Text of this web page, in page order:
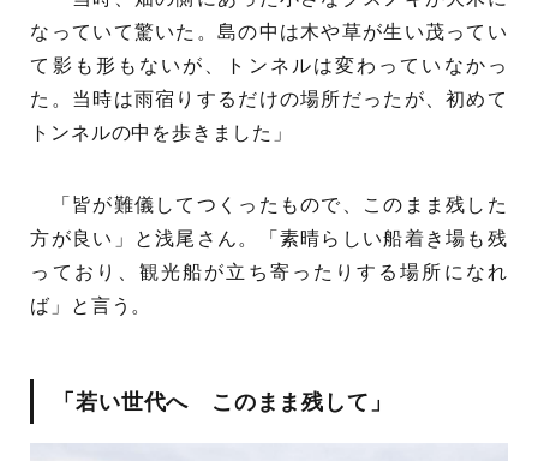
なっていて驚いた。島の中は木や草が生い茂ってい
て影も形もないが、トンネルは変わっていなかっ
た。当時は雨宿りするだけの場所だったが、初めて
トンネルの中を歩きました」
「皆が難儀してつくったもので、このまま残した
方が良い」と浅尾さん。「素晴らしい船着き場も残
っており、観光船が立ち寄ったりする場所になれ
ば」と言う。
「若い世代へ このまま残して」